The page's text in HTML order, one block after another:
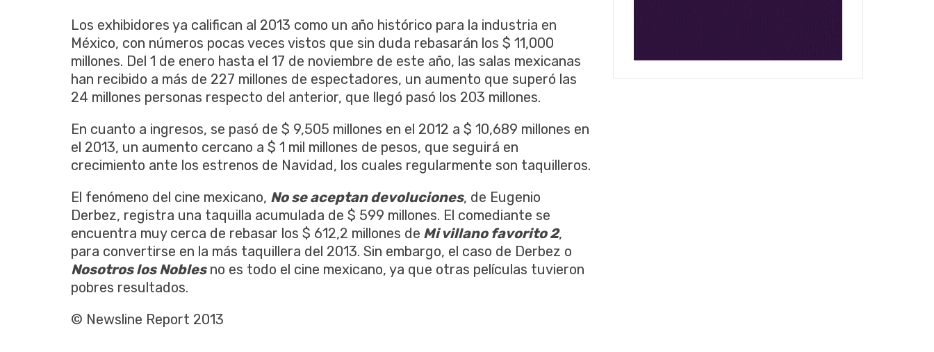
Los exhibidores ya califican al 2013 como un año histórico para la industria en
México, con números pocas veces vistos que sin duda rebasarán los $ 11,000
millones. Del 1 de enero hasta el 17 de noviembre de este año, las salas mexicanas
han recibido a más de 227 millones de espectadores, un aumento que superó las
24 millones personas respecto del anterior, que llegó pasó los 203 millones.
En cuanto a ingresos, se pasó de $ 9,505 millones en el 2012 a $ 10,689 millones en
el 2013, un aumento cercano a $ 1 mil millones de pesos, que seguirá en
crecimiento ante los estrenos de Navidad, los cuales regularmente son taquilleros.
El fenómeno del cine mexicano, No se aceptan devoluciones, de Eugenio
Derbez, registra una taquilla acumulada de $ 599 millones. El comediante se
encuentra muy cerca de rebasar los $ 612,2 millones de Mi villano favorito 2,
para convertirse en la más taquillera del 2013. Sin embargo, el caso de Derbez o
Nosotros los Noblesno es todo el cine mexicano, ya que otras películas tuvieron
pobres resultados.
© Newsline Report 2013